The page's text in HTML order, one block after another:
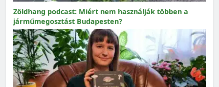
Zöldhang podcast: Miért nem használják többen a
járműmegosztást Budapesten?